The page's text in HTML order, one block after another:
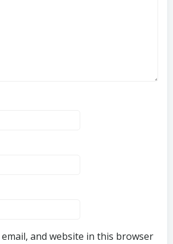
email, and website in this browser